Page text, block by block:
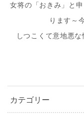
女将の「おきみ」と
ります～
しつこくて意地悪
カテゴリー